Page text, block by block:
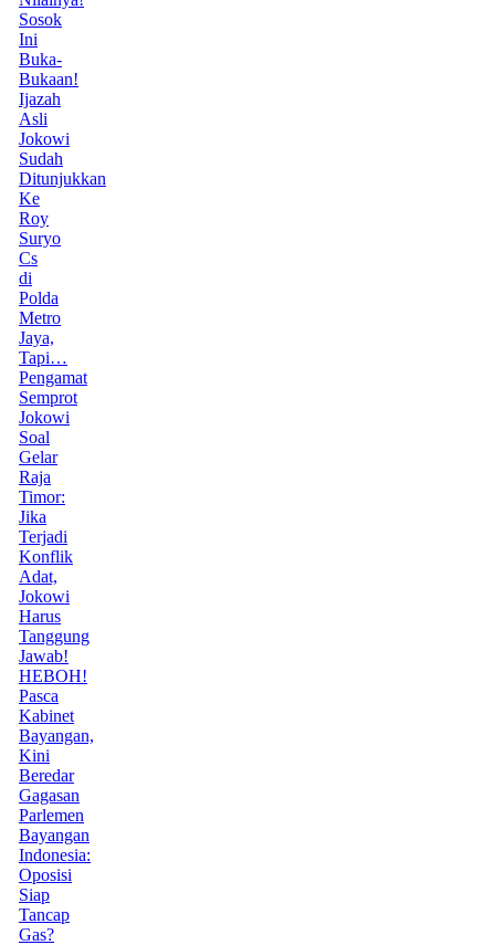
Sosok
Ini
Buka-
Bukaan!
Ijazah
Asli
Jokowi
Sudah
Ditunjukkan
Ke
Roy
Suryo
Cs
di
Polda
Metro
Jaya,
Tapi…
Pengamat
Semprot
Jokowi
Soal
Gelar
Raja
Timor:
Jika
Terjadi
Konflik
Adat,
Jokowi
Harus
Tanggung
Jawab!
HEBOH!
Pasca
Kabinet
Bayangan,
Kini
Beredar
Gagasan
Parlemen
Bayangan
Indonesia:
Oposisi
Siap
Tancap
Gas?